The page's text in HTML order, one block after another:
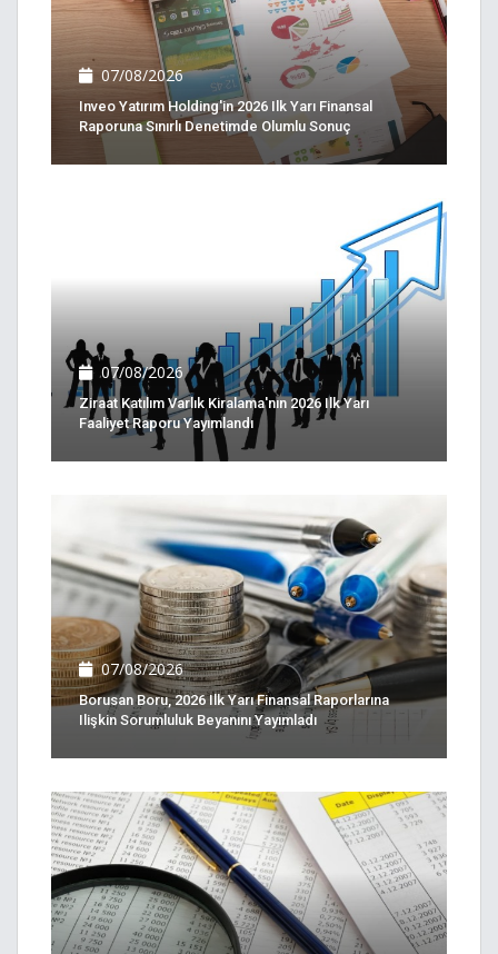
07/08/2026
Inveo Yatırım Holding'in 2026 Ilk Yarı Finansal
Raporuna Sınırlı Denetimde Olumlu Sonuç
07/08/2026
Ziraat Katılım Varlık Kiralama'nın 2026 Ilk Yarı
Faaliyet Raporu Yayımlandı
07/08/2026
Borusan Boru, 2026 Ilk Yarı Finansal Raporlarına
Ilişkin Sorumluluk Beyanını Yayımladı